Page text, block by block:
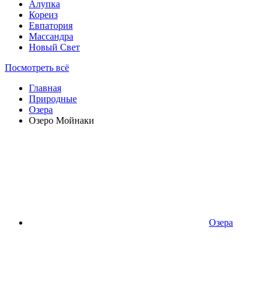
Алупка
Кореиз
Евпатория
Массандра
Новый Свет
Посмотреть всё
Главная
Природные
Озера
Озеро Мойнаки
Озера